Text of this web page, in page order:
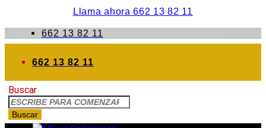
Llama ahora 662 13 82 11
662 13 82 11
662 13 82 11
Buscar
Buscar